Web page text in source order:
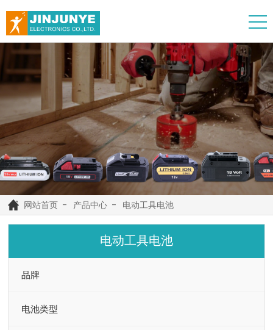
网站首页 产品中心 电动工具电池
电动工具电池
品牌
电池类型